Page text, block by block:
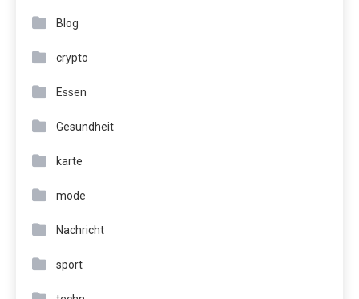
Blog
crypto
Essen
Gesundheit
karte
mode
Nachricht
sport